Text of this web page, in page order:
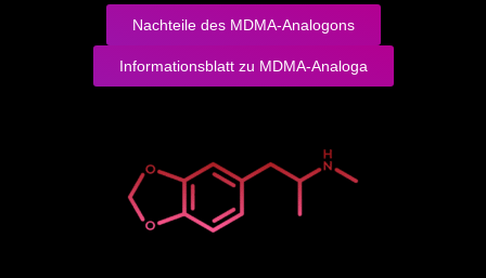
Nachteile des MDMA-Analogons
Informationsblatt zu MDMA-Analoga